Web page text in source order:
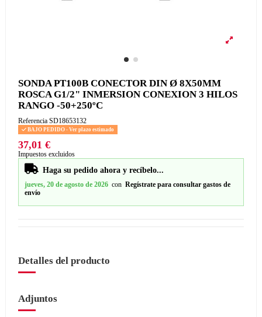
SONDA PT100B CONECTOR DIN Ø 8X50MM
ROSCA G1/2" INMERSION CONEXION 3 HILOS
RANGO -50+250ºC
Referencia SD18653132
BAJO PEDIDO - Ver plazo estimado
37,01 €
Impuestos excluidos
Haga su pedido ahora y recíbelo...
jueves, 20 de agosto de 2026 con Regístrate para consultar gastos de
envío
Detalles del producto
Adjuntos